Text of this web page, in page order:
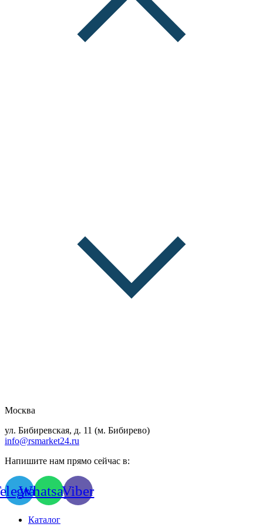
Москва
ул. Бибиревская, д. 11 (м. Бибирево)
info@rsmarket24.ru
Напишите нам прямо сейчас в:
WhatsappViber
Каталог